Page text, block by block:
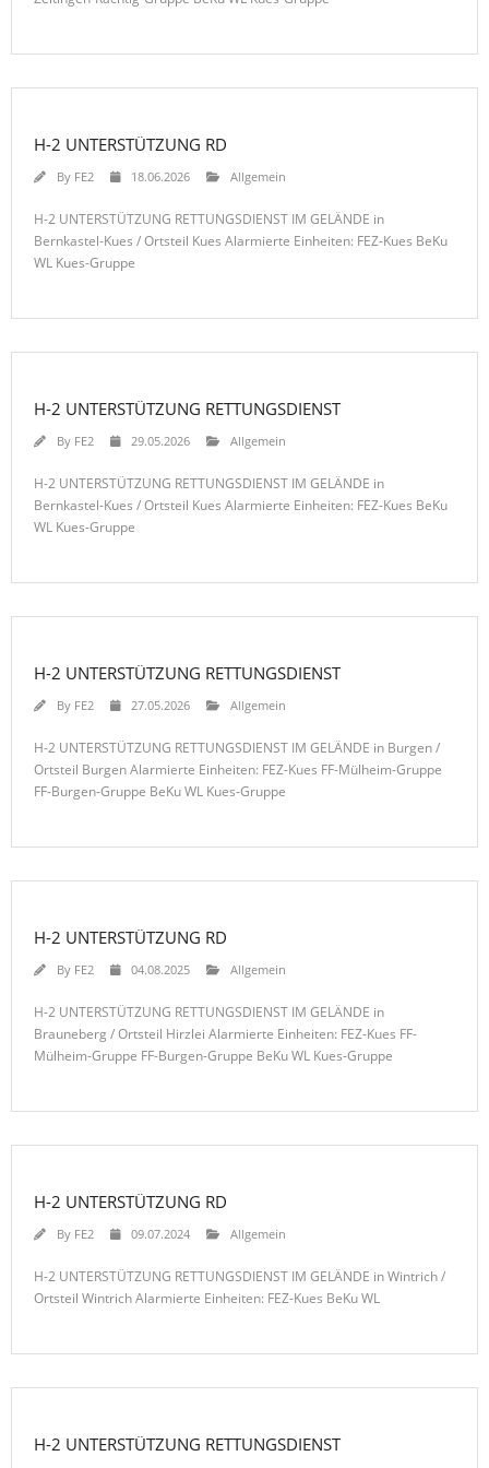
H-2 UNTERSTÜTZUNG RD
By FE2 18.06.2026 Allgemein
H-2 UNTERSTÜTZUNG RETTUNGSDIENST IM GELÄNDE in
Bernkastel-Kues / Ortsteil Kues Alarmierte Einheiten: FEZ-Kues BeKu
WL Kues-Gruppe
H-2 UNTERSTÜTZUNG RETTUNGSDIENST
By FE2 29.05.2026 Allgemein
H-2 UNTERSTÜTZUNG RETTUNGSDIENST IM GELÄNDE in
Bernkastel-Kues / Ortsteil Kues Alarmierte Einheiten: FEZ-Kues BeKu
WL Kues-Gruppe
H-2 UNTERSTÜTZUNG RETTUNGSDIENST
By FE2 27.05.2026 Allgemein
H-2 UNTERSTÜTZUNG RETTUNGSDIENST IM GELÄNDE in Burgen /
Ortsteil Burgen Alarmierte Einheiten: FEZ-Kues FF-Mülheim-Gruppe
FF-Burgen-Gruppe BeKu WL Kues-Gruppe
H-2 UNTERSTÜTZUNG RD
By FE2 04.08.2025 Allgemein
H-2 UNTERSTÜTZUNG RETTUNGSDIENST IM GELÄNDE in
Brauneberg / Ortsteil Hirzlei Alarmierte Einheiten: FEZ-Kues FF-
Mülheim-Gruppe FF-Burgen-Gruppe BeKu WL Kues-Gruppe
H-2 UNTERSTÜTZUNG RD
By FE2 09.07.2024 Allgemein
H-2 UNTERSTÜTZUNG RETTUNGSDIENST IM GELÄNDE in Wintrich /
Ortsteil Wintrich Alarmierte Einheiten: FEZ-Kues BeKu WL
H-2 UNTERSTÜTZUNG RETTUNGSDIENST